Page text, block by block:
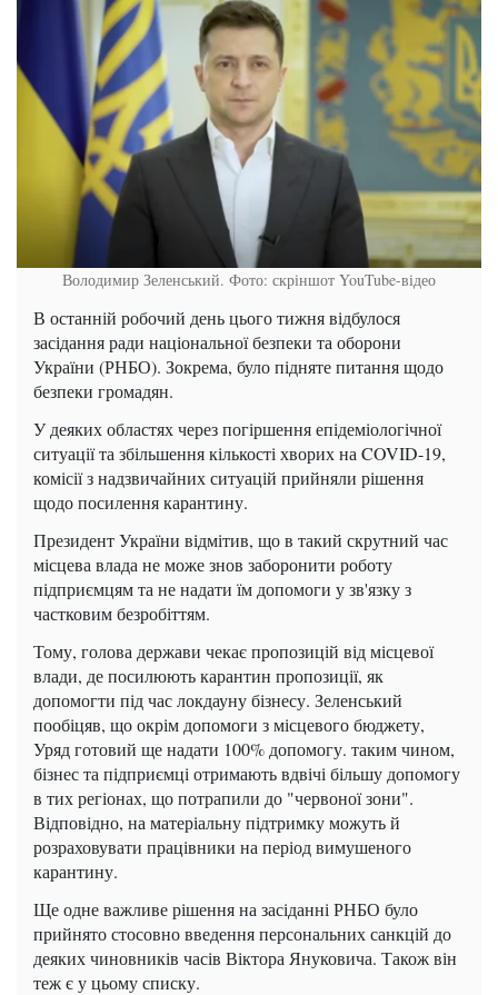
Володимир Зеленський. Фото: скріншот YouTube-відео
В останній робочий день цього тижня відбулося
засідання ради національної безпеки та оборони
України (РНБО). Зокрема, було підняте питання щодо
безпеки громадян.
У деяких областях через погіршення епідеміологічної
ситуації та збільшення кількості хворих на COVID-19,
комісії з надзвичайних ситуацій прийняли рішення
щодо посилення карантину.
Президент України відмітив, що в такий скрутний час
місцева влада не може знов заборонити роботу
підприємцям та не надати їм допомоги у зв'язку з
частковим безробіттям.
Тому, голова держави чекає пропозицій від місцевої
влади, де посилюють карантин пропозиції, як
допомогти під час локдауну бізнесу. Зеленський
пообіцяв, що окрім допомоги з місцевого бюджету,
Уряд готовий ще надати 100% допомогу. таким чином,
бізнес та підприємці отримають вдвічі більшу допомогу
в тих регіонах, що потрапили до "червоної зони".
Відповідно, на матеріальну підтримку можуть й
розраховувати працівники на період вимушеного
карантину.
Ще одне важливе рішення на засіданні РНБО було
прийнято стосовно введення персональних санкцій до
деяких чиновників часів Віктора Януковича. Також він
теж є у цьому списку.